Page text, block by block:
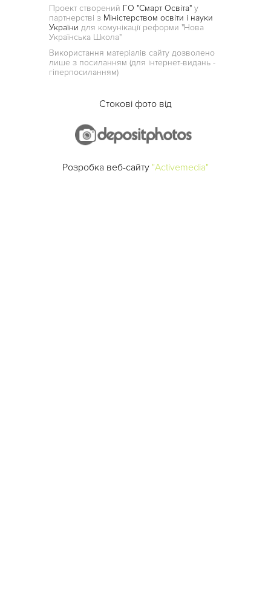
Проект створений ГО "Смарт Освіта" у
партнерстві з Міністерством освіти і науки
України для комунікації реформи "Нова
Українська Школа"
Використання матеріалів сайту дозволено
лише з посиланням (для інтернет-видань -
гіперпосиланням)
Стокові фото від
Розробка веб-сайту "Activemedia"